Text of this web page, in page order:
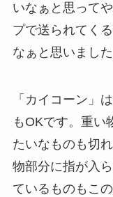
いなぁと思って
プで送られてく
なぁと思いました
「カイコーン」
もOKです。重い
たいなものも切
物部分に指が入
ているものもこ